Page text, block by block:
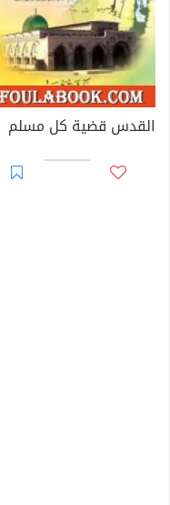
القدس قضية كل مسلم